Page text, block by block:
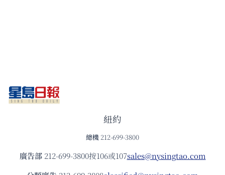
紐約
總機 212-699-3800
廣告部212-699-3800按106或107sales@nysingtao.com